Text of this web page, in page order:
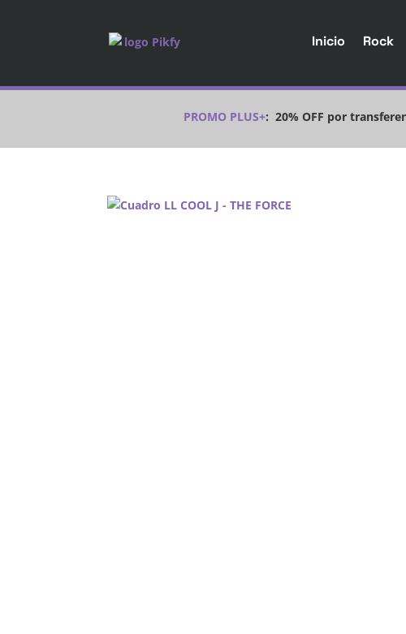
Inicio Rock
PROMO PLUS+: 20% OFF por